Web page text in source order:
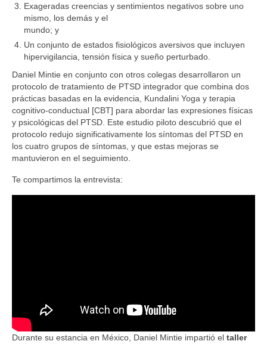
Exageradas creencias y sentimientos negativos sobre uno
mismo, los demás y el
mundo; y
Un conjunto de estados fisiológicos aversivos que incluyen
hipervigilancia, tensión física y sueño perturbado.
Daniel Mintie en conjunto con otros colegas desarrollaron un
protocolo de tratamiento de PTSD integrador que combina dos
prácticas basadas en la evidencia, Kundalini Yoga y terapia
cognitivo-conductual [CBT] para abordar las expresiones físicas
y psicológicas del PTSD. Este estudio piloto descubrió que el
protocolo redujo significativamente los síntomas del PTSD en
los cuatro grupos de síntomas, y que estas mejoras se
mantuvieron en el seguimiento.
Te compartimos la entrevista:
Durante su estancia en México, Daniel Mintie impartió el taller